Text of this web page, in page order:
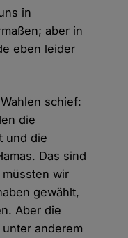
in
aber in
eben leider
schief:
die
und die
Das sind
müssten wir
gewählt,
Aber die
anderem